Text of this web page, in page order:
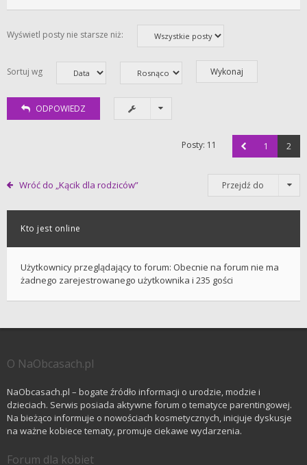
Wyświetl posty nie starsze niż:
Sortuj wg
ODPOWIEDZ
Posty: 11 1 2
Wróć do „Kącik dla rodziców” Przejdź do
Kto jest online
Użytkownicy przeglądający to forum: Obecnie na forum nie ma
żadnego zarejestrowanego użytkownika i 235 gości
O NaObcasach.pl
NaObcasach.pl – bogate źródło informacji o urodzie, modzie i
dzieciach. Serwis posiada aktywne forum o tematyce parentingowej.
Na bieżąco informuje o nowościach kosmetycznych, inicjuje dyskusje
na ważne kobiece tematy, promuje ciekawe wydarzenia.
Forum dla kobiet